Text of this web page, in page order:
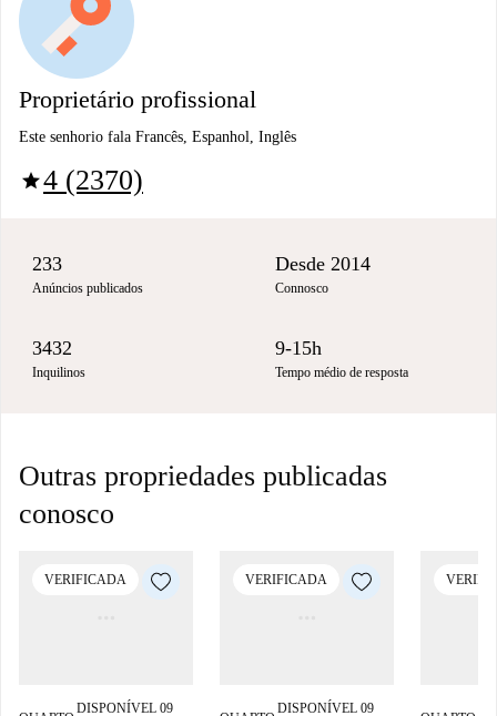
Proprietário profissional
Este senhorio fala Francês, Espanhol, Inglês
star4 (2370)
233
Anúncios publicados
Desde 2014
Connosco
3432
Inquilinos
9-15h
Tempo médio de resposta
Outras propriedades publicadas
conosco
VERIFICADA
DISPONÍVEL 09
VERIFICADA
DISPONÍVEL 09